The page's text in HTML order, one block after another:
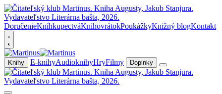
DoručenieKníhkupectváKnihovrátokPoukážkyKnižný blogKontakt
Knihy E-knihyAudioknihyHryFilmy Doplnky